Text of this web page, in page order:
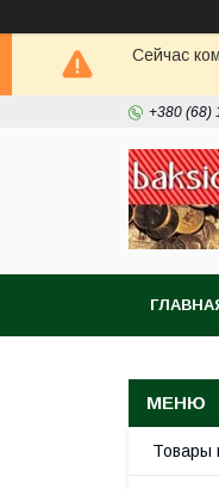
Сейчас
+380 (68)
Товары